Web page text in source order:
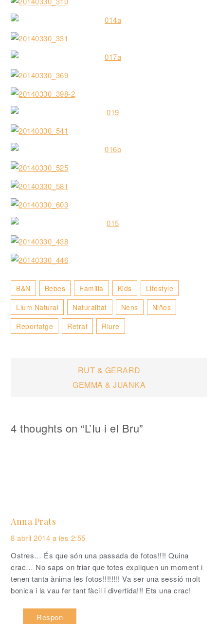
B&n Bebes Familia Kids
Lifestyle
Llum Natural
Naturalitat Nens
Niños
Reportatge
Retrat Riure
Navegació
RUT & GERARD
GEMMA & JUANKA
4 thoughts on “L’Iu i el Bru”
Anna Prats
8 abril 2014 a les 2:55
Ostres… És que són una passada de fotos!!!! Quina
crac… No saps on triar que totes expliquen un moment i
tenen tanta ànima les fotos!!!!!!!! Va ser una sessió molt
bonica i la vau fer tant fàcil i divertida!!! Ets una crac!
Respon